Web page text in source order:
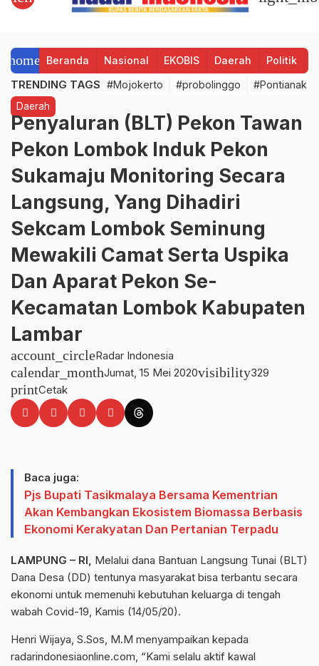
home Beranda Nasional EKOBIS Daerah Politik
TRENDING TAGS #Mojokerto #probolinggo #Pontianak
Daerah
Penyaluran (BLT) Pekon Tawan
Pekon Lombok Induk Pekon
Sukamaju Monitoring Secara
Langsung, Yang Dihadiri
Sekcam Lombok Seminung
Mewakili Camat Serta Uspika
Dan Aparat Pekon Se-
Kecamatan Lombok Kabupaten
Lambar
account_circleRadar Indonesia
calendar_monthJumat, 15 Mei 2020visibility329
printCetak
Baca juga:
Pjs Bupati Tasikmalaya Bersama Kementrian
Akan Kembangkan Ekosistem Biomassa Berbasis
Ekonomi Kerakyatan Dan Pertanian Terpadu
LAMPUNG – RI, Melalui dana Bantuan Langsung Tunai (BLT)
Dana Desa (DD) tentunya masyarakat bisa terbantu secara
ekonomi untuk memenuhi kebutuhan keluarga di tengah
wabah Covid-19, Kamis (14/05/20).
Henri Wijaya, S.Sos, M.M menyampaikan kepada
radarindonesiaonline.com, “Kami selalu aktif kawal